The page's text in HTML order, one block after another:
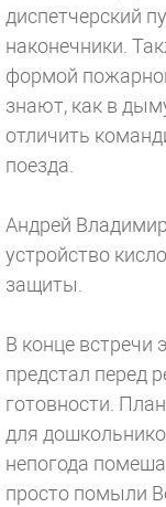
диспетчерский
наконечники.
формой
знают, как в
отличить
поезда.
Андрей
устройство
защиты.
В конце встречи
предстал перед
готовности.
для
непогода
просто помыли